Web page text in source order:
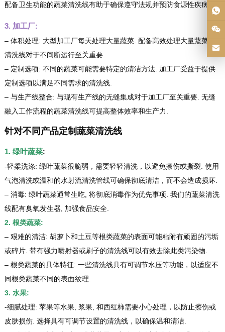
配备卫生功能的蔬菜清洗线有助于确保遵守法规并预防食源性疾病.
3. 加工厂:
– 体积处理: 大型加工厂每天处理大量蔬菜. 配备高效处理大量蔬菜的
清洗线对于不间断运行至关重要.
– 定制选项: 不同的蔬菜可能需要特定的清洁方法. 加工厂受益于提供
定制选项以满足不同需求的清洗线.
– 与生产线整合: 与现有生产线的无缝集成对于加工厂至关重要. 无缝
融入工作流程的蔬菜清洗线可提高整体效率和生产力.
针对不同产品定制蔬菜清洗线
1. 绿叶蔬菜:
-轻柔洗涤: 绿叶蔬菜很脆弱，需要轻轻清洗，以避免擦伤或撕裂. 使用
气泡清洗或温和的水射流清洗管线可确保彻底清洁，而不会造成损坏.
– 消毒: 绿叶蔬菜通常生吃, 将彻底消毒作为优先事项. 我们的蔬菜清洗
线配有臭氧发生器, 加强食品安全.
2. 根类蔬菜:
– 艰难的清洁: 胡萝卜和土豆等根类蔬菜的表面可能粘附有顽固的污垢
或碎片. 带有强力喷射器或刷子的清洗线可以有效去除此类污染物.
– 根类蔬菜的具体特征: 一些清洗线具有可调节水压等功能，以适应不
同根类蔬菜不同的表面纹理.
3. 水果:
-细腻处理: 苹果等水果, 浆果, 和西红柿需要小心处理，以防止擦伤或
皮肤损伤. 选择具有可调节设置的清洗线，以确保温和清洁.